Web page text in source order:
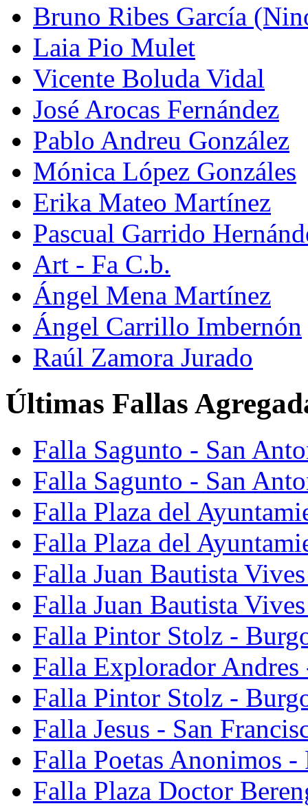
Bruno Ribes García
Laia Pio Mulet
Vicente Boluda Vidal
José Arocas Fernández
Pablo Andreu González
Mónica López Gonzáles
Erika Mateo Martínez
Pascual Garrido
Art - Fa C.b.
Ángel Mena Martínez
Ángel Carrillo Imbernón
Raúl Zamora Jurado
Últimas Fallas
Falla Sagunto - San
Falla Sagunto - San
Falla Plaza del
Falla Plaza del
Falla Juan Bautista
Falla Juan Bautista
Falla Pintor Stolz -
Falla Explorador Andres
Falla Pintor Stolz -
Falla Jesus - San
Falla Poetas Anonimos
Falla Plaza Doctor